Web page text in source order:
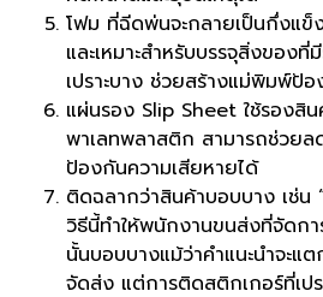
โฟม ที่ฉีดพ่นจะกลายเป็นกึ่งแข็
และเหมาะสำหรับบรรจุสิ่งของ
เปราะบาง ช่วยสร้างแม่พิมพ์ป้
แผ่นรอง Slip Sheet ใช้รองสิน
พาเลทพลาสติก สามารถช่วยล
ป้องกันความเสียหายได้
ติดฉลากว่าสินค้าบอบบาง เช่น
วิธีนี้ทำให้พนักงานขนส่งที่จัด
นั้นบอบบางแม้ว่าคำแนะนำจะแ
จัดส่ง แต่การติดสติกเกอร์ที่เป